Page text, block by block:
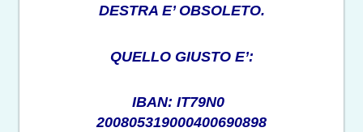
DESTRA E’ OBSOLETO.
QUELLO GIUSTO E’:
IBAN: IT79N0
200805319000400690898